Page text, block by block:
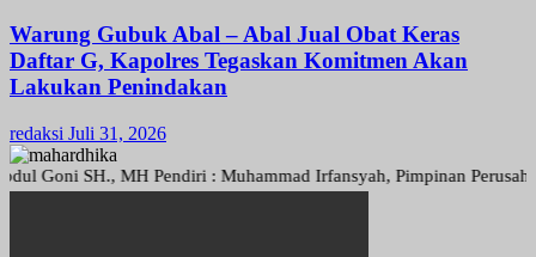
Warung Gubuk Abal – Abal Jual Obat Keras
Daftar G, Kapolres Tegaskan Komitmen Akan
Lakukan Penindakan
redaksi Juli 31, 2026
Goni SH., MH Pendiri : Muhammad Irfansyah, Pimpinan